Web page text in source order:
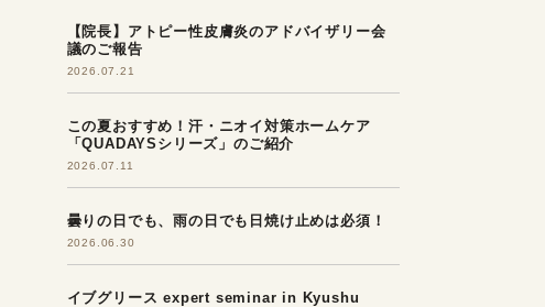
【院長】アトピー性皮膚炎のアドバイザリー会
議のご報告
2026.07.21
この夏おすすめ！汗・ニオイ対策ホームケア
「QUADAYSシリーズ」のご紹介
2026.07.11
曇りの日でも、雨の日でも日焼け止めは必須！
2026.06.30
イブグリース expert seminar in Kyushu